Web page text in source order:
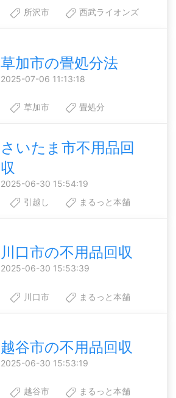
所沢市 西武ライオンズ
草加市の畳処分法
2025-07-06 11:13:18
草加市 畳処分
さいたま市不用品回
収
2025-06-30 15:54:19
引越し まるっと本舗
川口市の不用品回収
2025-06-30 15:53:39
川口市 まるっと本舗
越谷市の不用品回収
2025-06-30 15:53:19
越谷市 まるっと本舗